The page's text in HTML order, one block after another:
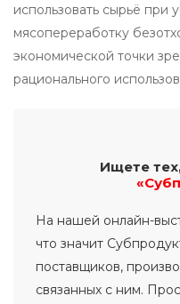
использовать сырьё при
мясопереработку
экономической точки
рационального
Ищете
На нашей онлайн-
что значит
поставщиков,
связанных с ним.